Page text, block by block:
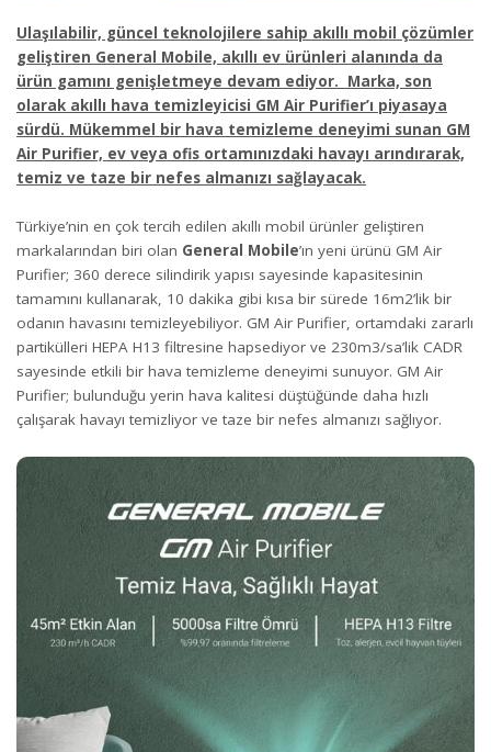
Ulaşılabilir, güncel teknolojilere sahip akıllı mobil çözümler
geliştiren General Mobile, akıllı ev ürünleri alanında da
ürün gamını genişletmeye devam ediyor. Marka, son
olarak akıllı hava temizleyicisi GM Air Purifier’ı piyasaya
sürdü. Mükemmel bir hava temizleme deneyimi sunan GM
Air Purifier, ev veya ofis ortamınızdaki havayı arındırarak,
temiz ve taze bir nefes almanızı sağlayacak.
Türkiye’nin en çok tercih edilen akıllı mobil ürünler geliştiren
markalarından biri olan General Mobile’ın yeni ürünü GM Air
Purifier; 360 derece silindirik yapısı sayesinde kapasitesinin
tamamını kullanarak, 10 dakika gibi kısa bir sürede 16m2’lik bir
odanın havasını temizleyebiliyor. GM Air Purifier, ortamdaki zararlı
partikülleri HEPA H13 filtresine hapsediyor ve 230m3/sa’lik CADR
sayesinde etkili bir hava temizleme deneyimi sunuyor. GM Air
Purifier; bulunduğu yerin hava kalitesi düştüğünde daha hızlı
çalışarak havayı temizliyor ve taze bir nefes almanızı sağlıyor.